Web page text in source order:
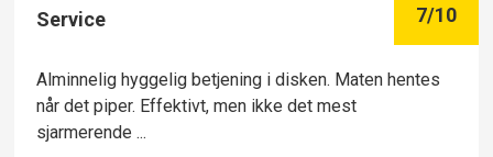
Service 7/10
Alminnelig hyggelig betjening i disken. Maten hentes
når det piper. Effektivt, men ikke det mest
sjarmerende ...